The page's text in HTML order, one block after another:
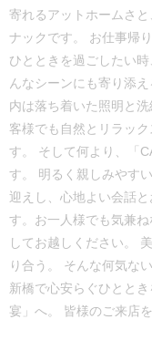
寄れるアットホームさ
ナックです。 お仕事帰
ひとときを過ごしたい
んなシーンにも寄り添
内は落ち着いた照明と
客様でも自然とリラッ
す。 そして何より、「
す。 明るく親しみやす
迎えし、心地よい会話
す。お一人様でも気兼
してお越しください。
り合う。 そんな何気な
新橋で心安らぐひとと
宴」へ。 皆様のご来店